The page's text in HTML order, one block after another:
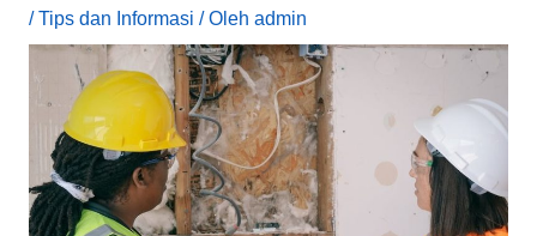
/Tips dan Informasi / Oleh admin